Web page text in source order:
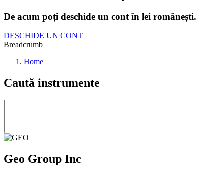
De acum poți deschide un cont în lei românești.
DESCHIDE UN CONT
Breadcrumb
Home
Caută instrumente
Geo Group Inc